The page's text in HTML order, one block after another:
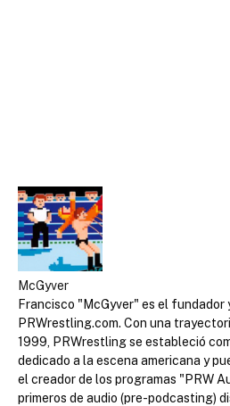
McGyver
Francisco "McGyver" es el fundador
PRWrestling.com. Con una
1999, PRWrestling se estableció
dedicado a la escena americana y
el creador de los programas "PRW
primeros de audio (pre-podcasting)